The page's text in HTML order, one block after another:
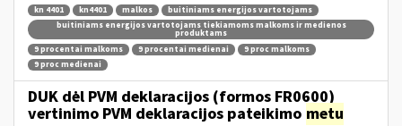
kn 4401 kn4401 malkos
buitiniams energijos vartotojams
buitiniams energijos vartotojams tiekiamoms malkoms ir medienos
produktams
9 procentai malkoms
9 procentai medienai
9 proc malkoms
9 proc medienai
DUK dėl PVM deklaracijos (formos FR0600)
vertinimo PVM deklaracijos pateikimo metu